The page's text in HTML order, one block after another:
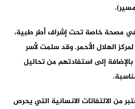
في مصحة خاصة تحت إشراف أطر طبية،
الهلال الأحمر. وقد سلمت لأسر
بالإضافة إلى استفادتهم من تحاليل
من الالتفاتات الانسانية التي يحرص